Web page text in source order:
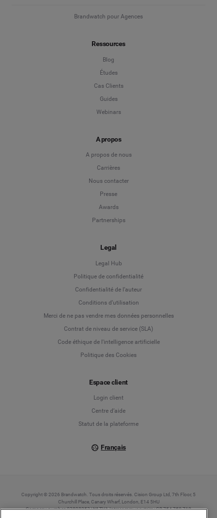
Brandwatch pour Agences
Ressources
Blog
Études
Cas Clients
Guides
Webinars
A propos
A propos de nous
Carrières
Nous contacter
Presse
Awards
Partnerships
Legal
Legal Hub
Politique de confidentialité
Confidentialité de l’auteur
Conditions d’utilisation
Merci de ne pas vendre mes données personnelles
Contrat de niveau de service (SLA)
Code éthique de l'intelligence artificielle
Politique des Cookies
Espace client
Login client
Centre d’aide
Statut de la plateforme
Français
English
Español
Copyright © 2026 Brandwatch. Tous droits réservés. Cision Group Ltd, 7th Floor, 5
Churchill Place, Canary Wharf, London, E14 5HU
Company number: 03898053 | N° TVA Intracommunautaire : GB 754 750 710